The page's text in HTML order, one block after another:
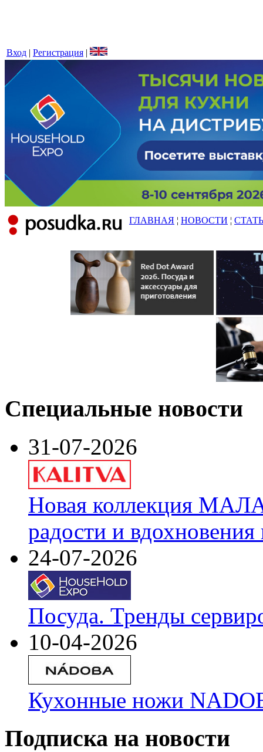
Вход | Регистрация |
ГЛАВНАЯ ¦ НОВОСТИ ¦
Специальные новости
31-07-2026
Новая коллекция
радости и
24-07-2026
Посуда. Тренды
10-04-2026
Кухонные ножи
Подписка на новости